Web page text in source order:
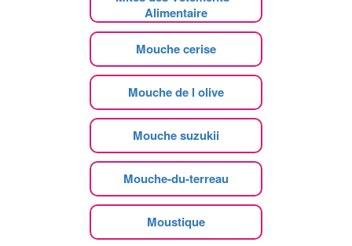
Alimentaire
Mouche cerise
Mouche de l olive
Mouche suzukii
Mouche-du-terreau
Moustique